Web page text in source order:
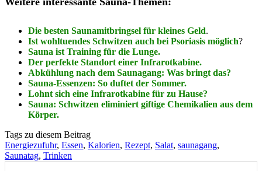
Die besten Saunamitbringsel für kleines Geld.
Ist wohltuendes Schwitzen auch bei Psoriasis möglich?
Sauna ist Training für die Lunge.
Der perfekte Standort einer Infrarotkabine.
Abkühlung nach dem Saunagang: Was bringt das?
Sauna-Essenzen: So duftet der Sommer.
Lohnt sich eine Infrarotkabine für zu Hause?
Sauna: Schwitzen eliminiert giftige Chemikalien aus dem
Körper.
Tags zu diesem Beitrag
Energiezufuhr, Essen, Kalorien, Rezept, Salat, saunagang,
Saunatag, Trinken